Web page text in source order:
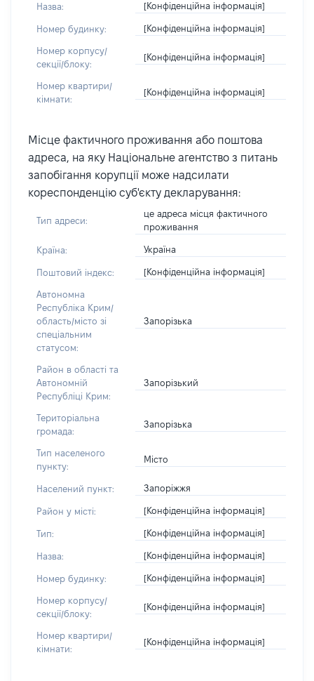
Назва: [Конфіденційна інформація]
Номер будинку: [Конфіденційна інформація]
Номер корпусу/
секції/блоку:
[Конфіденційна інформація]
Номер квартири/
кімнати:
[Конфіденційна інформація]
Місце фактичного проживання або поштова
адреса, на яку Національне агентство з питань
запобігання корупції може надсилати
кореспонденцію суб'єкту декларування:
Тип адреси:
це адреса місця фактичного
проживання
Країна: Україна
Поштовий індекс: [Конфіденційна інформація]
Автономна
Республіка Крим/
область/місто зі
спеціальним
статусом:
Запорізька
Район в області та
Автономній
Республіці Крим:
Запорізький
Територіальна
громада:
Запорізька
Тип населеного
пункту:
Місто
Населений пункт: Запоріжжя
Район у місті: [Конфіденційна інформація]
Тип: [Конфіденційна інформація]
Назва: [Конфіденційна інформація]
Номер будинку: [Конфіденційна інформація]
Номер корпусу/
секції/блоку:
[Конфіденційна інформація]
Номер квартири/
кімнати:
[Конфіденційна інформація]